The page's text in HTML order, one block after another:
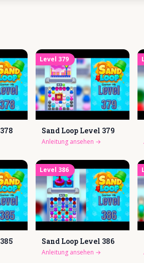
378
Level 379
Sand Loop Level 379
Anleitung ansehen →
385
Level 386
Sand Loop Level 386
Anleitung ansehen →